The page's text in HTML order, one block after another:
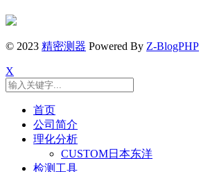
© 2023 精密测器 Powered By Z-BlogPHP
X
首页
公司简介
理化分析
CUSTOM日本东洋
检测工具